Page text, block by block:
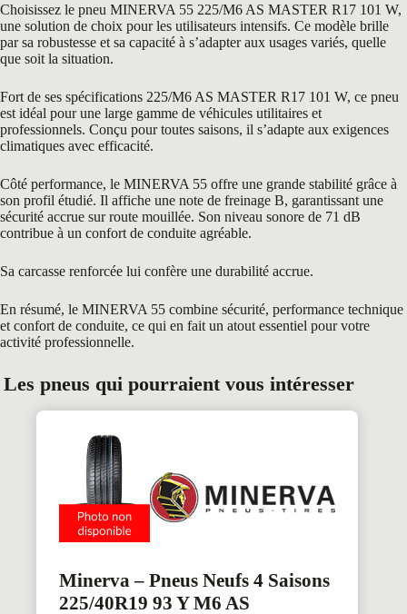
Choisissez le pneu MINERVA 55 225/M6 AS MASTER R17 101 W,
une solution de choix pour les utilisateurs intensifs. Ce modèle brille
par sa robustesse et sa capacité à s’adapter aux usages variés, quelle
que soit la situation.
Fort de ses spécifications 225/M6 AS MASTER R17 101 W, ce pneu
est idéal pour une large gamme de véhicules utilitaires et
professionnels. Conçu pour toutes saisons, il s’adapte aux exigences
climatiques avec efficacité.
Côté performance, le MINERVA 55 offre une grande stabilité grâce à
son profil étudié. Il affiche une note de freinage B, garantissant une
sécurité accrue sur route mouillée. Son niveau sonore de 71 dB
contribue à un confort de conduite agréable.
Sa carcasse renforcée lui confère une durabilité accrue.
En résumé, le MINERVA 55 combine sécurité, performance technique
et confort de conduite, ce qui en fait un atout essentiel pour votre
activité professionnelle.
Les pneus qui pourraient vous intéresser
Minerva – Pneus Neufs 4 Saisons
225/40R19 93 Y M6 AS